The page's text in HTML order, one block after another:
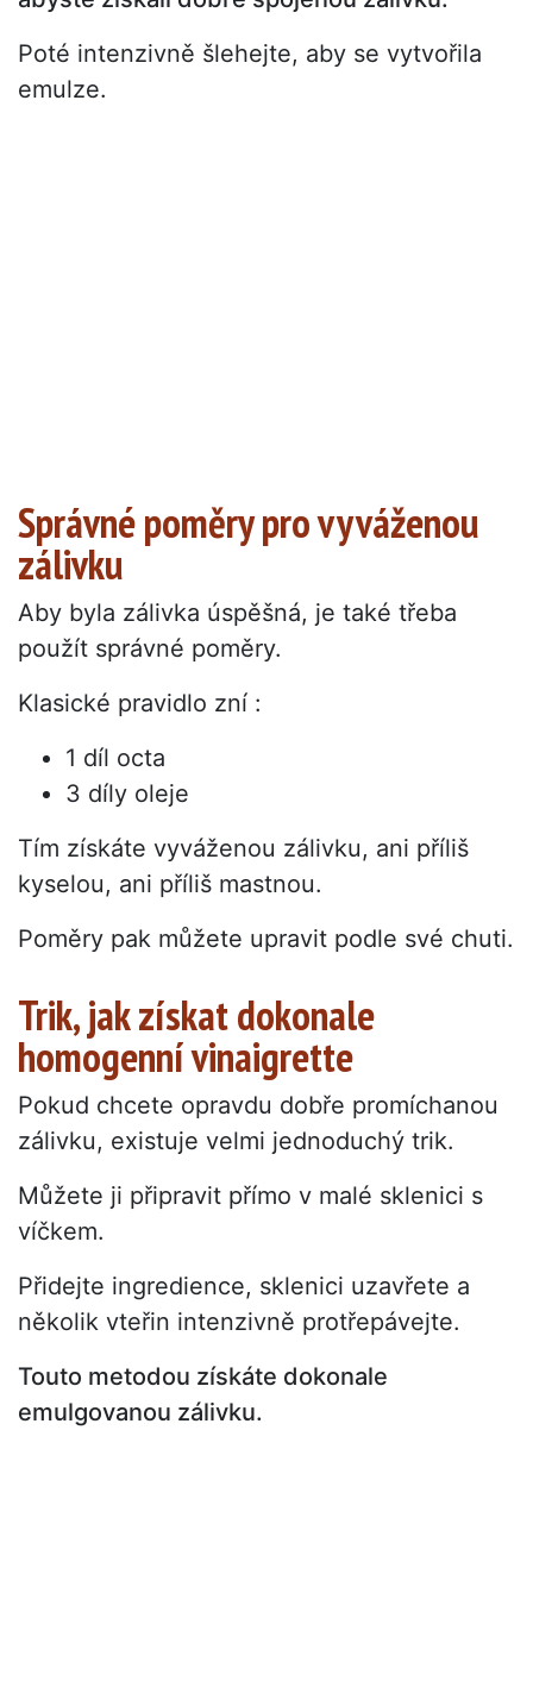
Poté intenzivně šlehejte, aby se vytvořila
emulze.
Správné poměry pro vyváženou
zálivku
Aby byla zálivka úspěšná, je také třeba
použít správné poměry.
Klasické pravidlo zní :
1 díl octa
3 díly oleje
Tím získáte vyváženou zálivku, ani příliš
kyselou, ani příliš mastnou.
Poměry pak můžete upravit podle své chuti.
Trik, jak získat dokonale
homogenní vinaigrette
Pokud chcete opravdu dobře promíchanou
zálivku, existuje velmi jednoduchý trik.
Můžete ji připravit přímo v malé sklenici s
víčkem.
Přidejte ingredience, sklenici uzavřete a
několik vteřin intenzivně protřepávejte.
Touto metodou získáte dokonale
emulgovanou zálivku.